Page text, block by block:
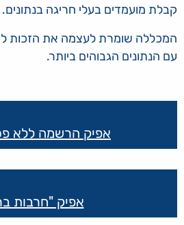
קבלת מועמדים בעלי חריגה בנתונים.
המכללה שומרת לעצמה את הזכות
עם הנתונים הגבוהים ביותר.
אפיק הרשמה ללא
אפיק "חרבות